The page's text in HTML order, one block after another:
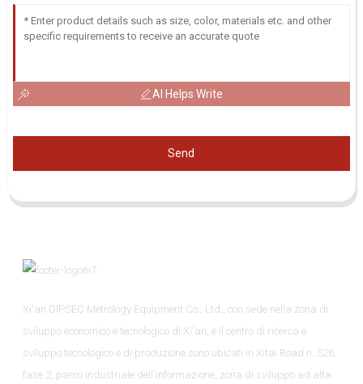
AI Helps Write
Send
Xi'an DIPSEC Metrology Equipment Co., Ltd., con sede nella zona di
sviluppo economico e tecnologico di Xi'an, e il centro di ricerca e
sviluppo tecnologico e di produzione sono ubicati in Xitai Road n. 526,
fase 2, parco industriale dell'informazione, zona di sviluppo ad alta